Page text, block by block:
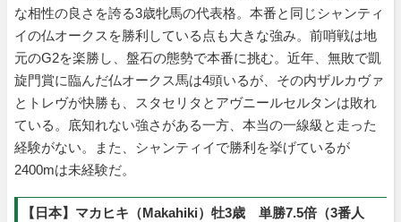
な相性の良さを誇る3歳牝馬の代表格。本番と同じシャンティ
イの仏オークスを勝利している点も大きな強み。前哨戦は地
元のG2を楽勝し、盤石の態勢で本番に挑む。近年、無敗で凱
旋門賞に臨んだ仏オークス馬は4頭いるが、その内ザルカヴァ
とトレヴが快勝も、スタセリタとアヴニールセルタンは敗れ
ている。底知れない強さがある一方、本当の一線級と走った
経験がない。また、シャンティイで勝利を挙げているが
2400mは未経験だ。
【日本】マカヒキ（Makahiki）牡3歳 単勝7.5倍（3番人